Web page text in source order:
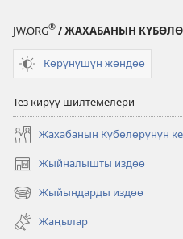
JW.ORG® / ЖАХАБАНЫН
Көрүнүшүн жөндөө
Тез кирүү шилтемелери
Жахабанын Күбөлөрүнүн
Жыйналышты издөө
(жаңы
терезе
ачат)
Жыйындарды издөө
(жаңы
терезе
ачат)
Жаңылар